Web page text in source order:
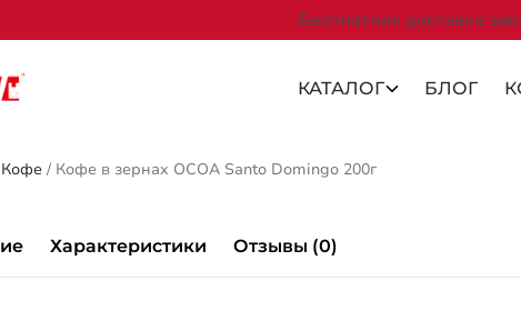
Бесплатная доставка
КАТАЛОГ БЛОГ
/ Кофе в зернах OCOA Santo Domingo 200г
Характеристики Отзывы (0)